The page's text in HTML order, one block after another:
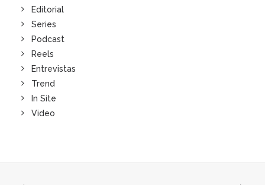
Editorial
Series
Podcast
Reels
Entrevistas
Trend
In Site
Video